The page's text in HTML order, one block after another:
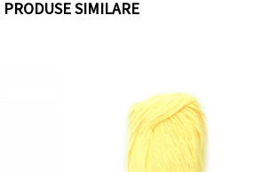
PRODUSE SIMILARE